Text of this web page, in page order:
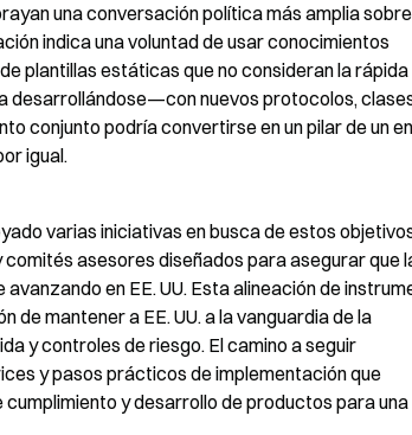
una conversación política más amplia sobre
indica una voluntad de usar conocimientos
plantillas estáticas que no consideran la rápida
desarrollándose—con nuevos protocolos,
conjunto podría convertirse en un pilar de un
igual.
varias iniciativas en busca de estos
asesores diseñados para asegurar que
en EE. UU. Esta alineación de
de mantener a EE. UU. a la vanguardia de la
y controles de riesgo. El camino a seguir
y pasos prácticos de implementación que
y desarrollo de productos para una